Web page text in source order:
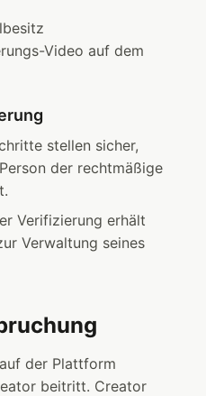
Video auf dem
stellen sicher,
der rechtmäßige
Verifizierung erhält
Verwaltung seines
der Plattform
beitritt. Creator